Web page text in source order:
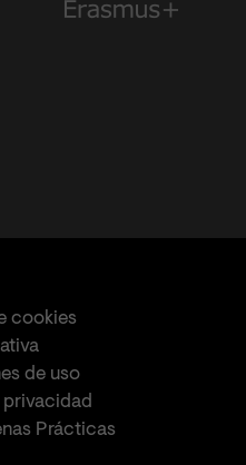
cookies
de uso
privacidad
Prácticas